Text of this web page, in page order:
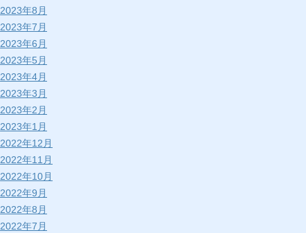
2023年8月
2023年7月
2023年6月
2023年5月
2023年4月
2023年3月
2023年2月
2023年1月
2022年12月
2022年11月
2022年10月
2022年9月
2022年8月
2022年7月